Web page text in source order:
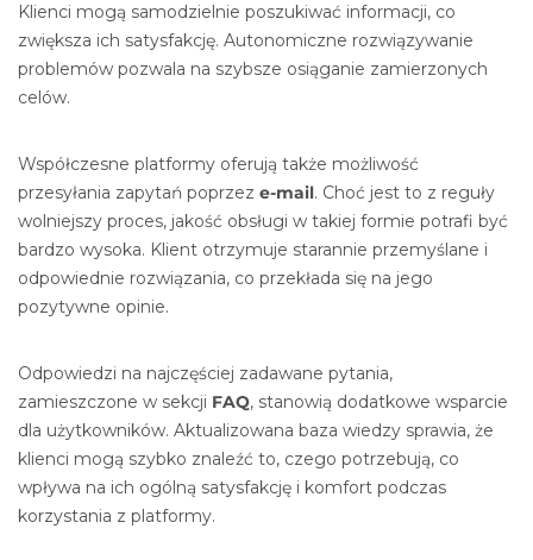
Klienci mogą samodzielnie poszukiwać informacji, co
zwiększa ich satysfakcję. Autonomiczne rozwiązywanie
problemów pozwala na szybsze osiąganie zamierzonych
celów.
Współczesne platformy oferują także możliwość
przesyłania zapytań poprzez e-mail. Choć jest to z reguły
wolniejszy proces, jakość obsługi w takiej formie potrafi być
bardzo wysoka. Klient otrzymuje starannie przemyślane i
odpowiednie rozwiązania, co przekłada się na jego
pozytywne opinie.
Odpowiedzi na najczęściej zadawane pytania,
zamieszczone w sekcji FAQ, stanowią dodatkowe wsparcie
dla użytkowników. Aktualizowana baza wiedzy sprawia, że
klienci mogą szybko znaleźć to, czego potrzebują, co
wpływa na ich ogólną satysfakcję i komfort podczas
korzystania z platformy.